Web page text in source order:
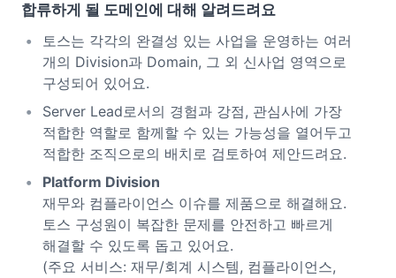
합류하게 될 도메인에 대해 알려드려요
토스는 각각의 완결성 있는 사업을 운영하는 여러
개의 Division과 Domain, 그 외 신사업 영역으로
구성되어 있어요.
Server Lead로서의 경험과 강점, 관심사에 가장
적합한 역할로 함께할 수 있는 가능성을 열어두고
적합한 조직으로의 배치로 검토하여 제안드려요.
Platform Division
재무와 컴플라이언스 이슈를 제품으로 해결해요.
토스 구성원이 복잡한 문제를 안전하고 빠르게
해결할 수 있도록 돕고 있어요.
(주요 서비스: 재무/회계 시스템, 컴플라이언스,